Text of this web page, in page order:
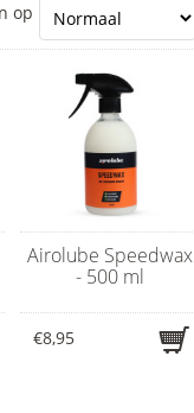
op
Airolube Speedwax
- 500 ml
€8,95